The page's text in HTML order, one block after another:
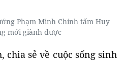
Phạm Minh Chính tấm Huy
mới giành được
chia sẻ về cuộc sống sinh